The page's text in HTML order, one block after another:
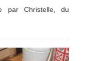
par Christelle, du